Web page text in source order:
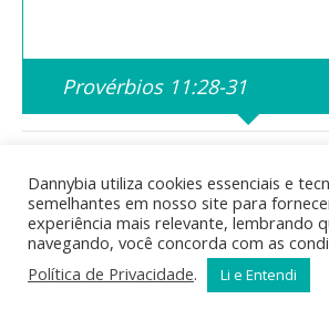
Provérbios 11:28-31
acontecimentos bíblicos,Ada,Adão,águas do
na arca,arca,Arca de Noé,arqueologia bíblica,
online, Caim,Cainã,calendário bíblico,Cão,
cronologia bíblica,descendentes de Adão ,
Enos,ensinamentos bíblicos estudo bíblico
genealogia bíblica,gênesis,
Dannybia utiliza cookies essenciais e
semelhantes em nosso site para
experiência mais relevante, lembrando
navegando, você concorda com as
Política de Privacidade. Li e Entendi